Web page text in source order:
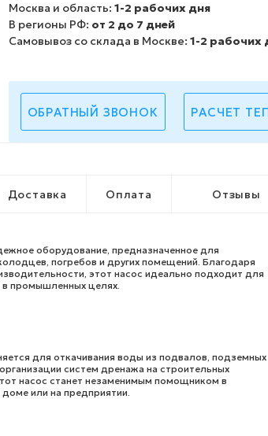
Москва и область: 1-2 рабочих дня
В регионы РФ: от 2 до 7 дней
Самовывоз со склада в Москве: 1-2 рабочих
ОБРАТНЫЙ ЗВОНОК РАСЧЕТ
Доставка Оплата Отзывы
оборудование, предназначенное для
погребов и других помещений. Благодаря
этот насос идеально подходит для
в промышленных целях.
для откачивания воды из подвалов, подземных
систем дренажа на строительных
насос станет незаменимым помощником в
или на предприятии.